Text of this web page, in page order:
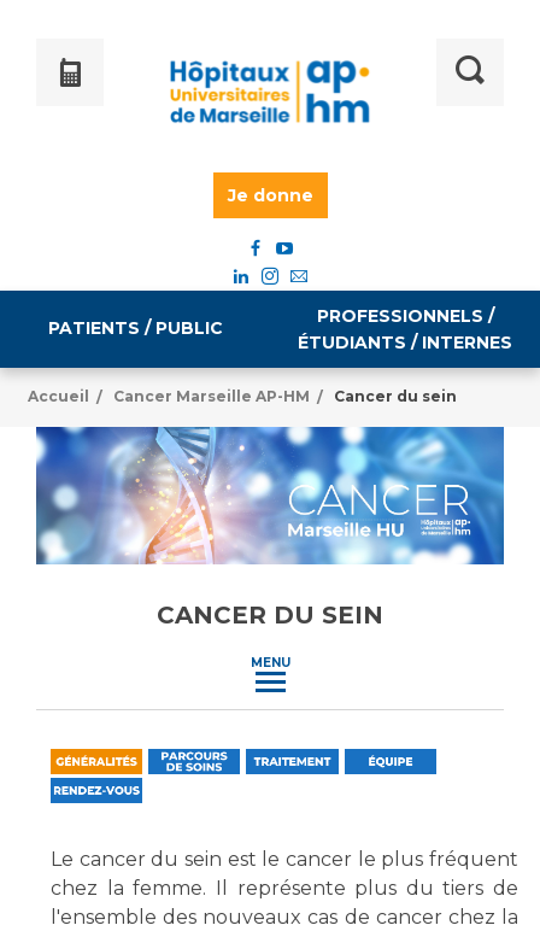
Je donne
PATIENTS / PUBLIC
Informations pratiques
Accès à votre dossier médical
Tarifs
Vous accompagnez, vous rendez visite à un patient
Vous allez être hospitalisé(e)
Vous avez une analyse à réaliser
myaphm, votre espace santé en ligne
Infos COVID-19
Vivre ensemble à l'hôpital
PROFESSIONNELS /
ÉTUDIANTS / INTERNES
Égalité professionnelle
Emploi / formation
Emplois administratifs
Emplois techniques et médico-techniques
Emplois divers
Statuts
Stages paramédicaux
Accueil / Cancer Marseille AP-HM / Cancer du sein
CANCER DU SEIN
MENU
Le cancer du sein est le cancer le plus fréquent
chez la femme. Il représente plus du tiers de
l'ensemble des nouveaux cas de cancer chez la